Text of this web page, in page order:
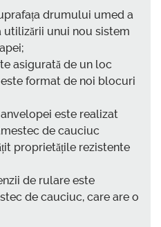
drumului umed a
unui nou sistem
asigurată de un loc
format de noi blocuri
este realizat
de cauciuc
proprietățile rezistente
de rulare este
de cauciuc, care are o